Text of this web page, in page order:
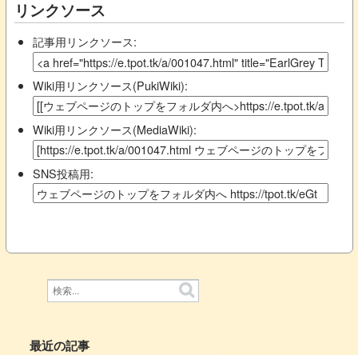
リンクソース
記事用リンクソース:
Wiki用リンクソース(PukiWiki):
Wiki用リンクソース(MediaWiki):
SNS投稿用:
最近の記事